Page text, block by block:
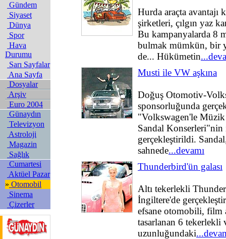
Gündem
Siyaset
Dünya
Spor
Hava
Durumu
Sarı Sayfalar
Ana Sayfa
Dosyalar
Arşiv
Euro 2004
Günaydın
Televizyon
Astroloji
Magazin
Sağlık
Cumartesi
Aktüel Pazar
» Otomobil
Sinema
Çizerler
Hurda araçta avantajı
şirketleri, çılgın yaz
Bu kampanyalarda 8
bulmak mümkün, bir
de... Hükümetin
Musti ile VW aşkına
Doğuş Otomotiv-
sponsorluğunda
"Volkswagen'le Müzik
Sandal
gerçekleştirildi.
sahnede...devamı
Thunderbird'ün galası
Altı tekerlekli
İngiltere'de
efsane otomobili, film
tasarlanan 6 tekerlekli
uzunluğundaki